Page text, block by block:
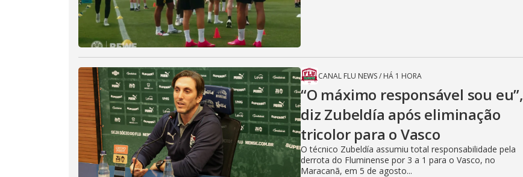
CANAL FLU NEWS/ HÁ 1 HORA
“O máximo responsável sou eu”,
diz Zubeldía após eliminação
tricolor para o Vasco
O técnico Zubeldía assumiu total responsabilidade pela
derrota do Fluminense por 3 a 1 para o Vasco, no
Maracanã, em 5 de agosto...